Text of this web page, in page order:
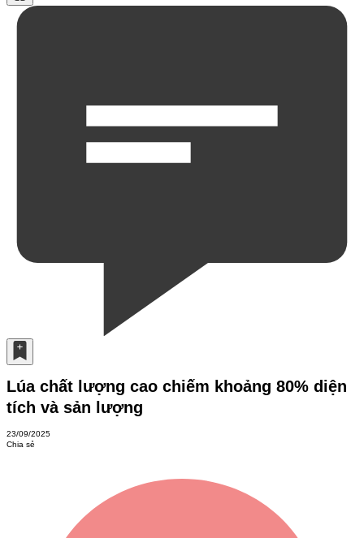
Lúa chất lượng cao chiếm khoảng 80% diện
tích và sản lượng
23/09/2025
Chia sẻ